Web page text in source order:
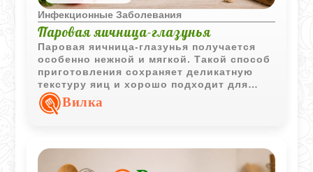
Инфекционные Заболевания
Паровая яичница-глазунья
Паровая яичница-глазунья получается
особенно нежной и мягкой. Такой способ
приготовления сохраняет деликатную
текстуру яиц и хорошо подходит для
лёгкого и щадящего питания.
Вилка